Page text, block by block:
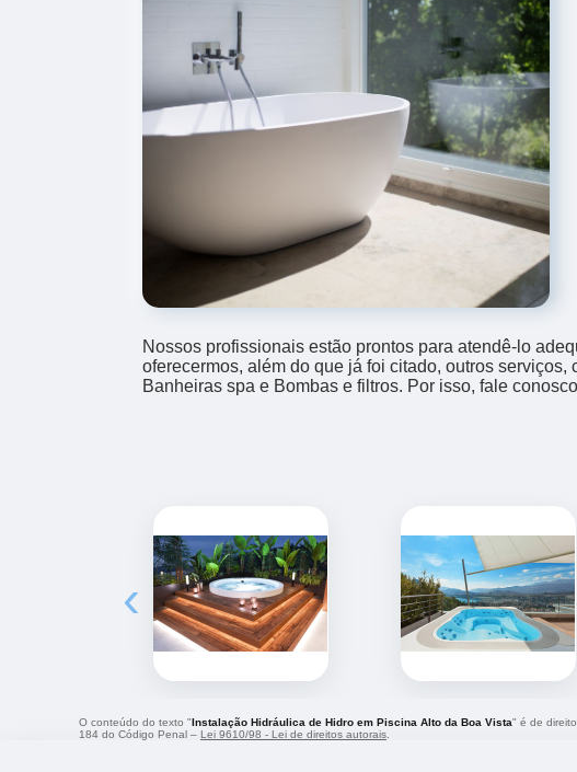
Nossos profissionais estão prontos para atendê-lo
oferecermos, além do que já foi citado, outros serviços,
Banheiras spa e Bombas e filtros. Por isso, fale
‹
O conteúdo do texto "Instalação Hidráulica de Hidro em Piscina Alto da Boa Vista" é de
184 do Código Penal – Lei 9610/98 - Lei de direitos autorais